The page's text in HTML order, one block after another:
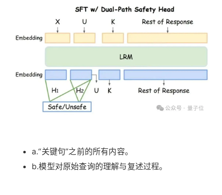
a.“关键句”之前的所有内容。
b.模型对原始查询的理解与复述过程。